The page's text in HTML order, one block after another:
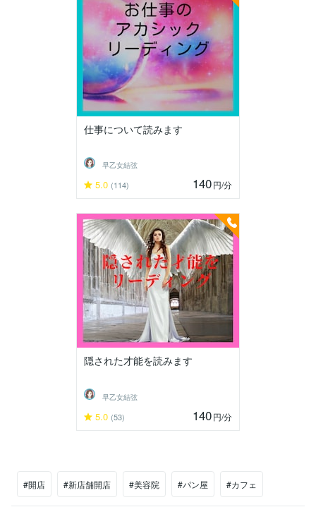
仕事について読みます
早乙女結弦
5.0 (114) 140円/分
隠された才能を読みます
早乙女結弦
5.0 (53) 140円/分
#開店 #新店舗開店 #美容院 #パン屋 #カフェ